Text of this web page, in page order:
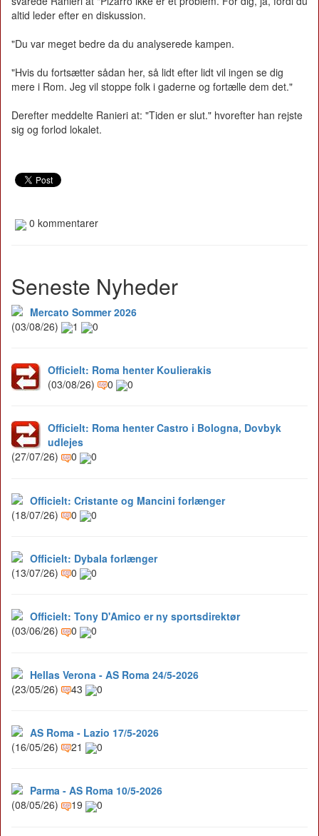
altid leder efter en diskussion.
"Du var meget bedre da du analyserede kampen.
"Hvis du fortsætter sådan her, så lidt efter lidt vil ingen se dig
mere i Rom. Jeg vil stoppe folk i gaderne og fortælle dem det."
Derefter meddelte Ranieri at: "Tiden er slut." hvorefter han rejste
sig og forlod lokalet.
0 kommentarer
Seneste Nyheder
Mercato Sommer 2026
(03/08/26)
1 0
Officielt: Roma henter Koulierakis
(03/08/26)
0 0
Officielt: Roma henter Castro i Bologna, Dovbyk
udlejes
(27/07/26)
0 0
Officielt: Cristante og Mancini forlænger
(18/07/26)
0 0
Officielt: Dybala forlænger
(13/07/26)
0 0
Officielt: Tony D'Amico er ny sportsdirektør
(03/06/26)
0 0
Hellas Verona - AS Roma 24/5-2026
(23/05/26)
43 0
AS Roma - Lazio 17/5-2026
(16/05/26)
21 0
Parma - AS Roma 10/5-2026
(08/05/26)
19 0